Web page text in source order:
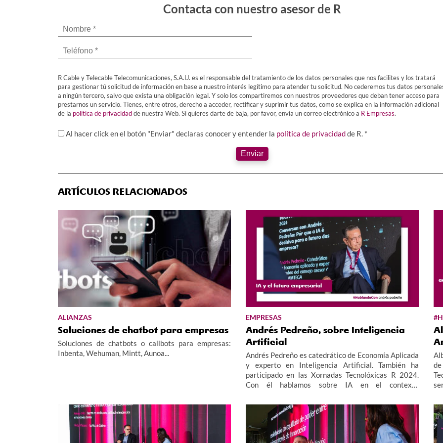
Contacta con nuestro asesor de R
R Cable y Telecable Telecomunicaciones, S.A.U. es el responsable del tratamiento de los datos personales que nos facilites y los tratará
para gestionar tú solicitud de información en base a nuestro interés legítimo para atender tu solicitud. No cederemos tus datos
a ningún tercero, salvo que exista una obligación legal. Y solo los compartiremos con nuestros proveedores que deban tener acceso para
prestarnos un servicio. Tienes, entre otros, derecho a acceder, rectificar y suprimir tus datos, como se explica en la información adicional
de la política de privacidadde nuestra Web. Si quieres darte de baja, por favor, envía un correo electrónico a R Empresas.
Al hacer click en el botón "Enviar" declaras conocer y entender la política de privacidadde R. *
Enviar
ARTÍCULOS RELACIONADOS
ALIANZAS
Soluciones de chatbot para empresas
Soluciones de chatbots o callbots para empresas:
Inbenta, Wehuman, Mintt, Aunoa...
EMPRESAS
Andrés Pedreño, sobre Inteligencia
Artificial
Andrés Pedreño es catedrático de Economía Aplicada
y experto en Inteligencia Artificial. También ha
participado en las Xornadas Tecnolóxicas R 2024.
Con él hablamos sobre IA en el contexto
aplicación empresarial, tendencias y retos que
tenemos por delante, como empresa y como sociedad.